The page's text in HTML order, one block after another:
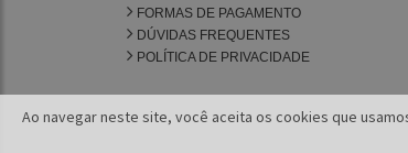
Ao navegar neste site, você aceita os cookies que
FORMAS DE PAGAMENTO
DÚVIDAS FREQUENTES
POLÍTICA DE PRIVACIDADE